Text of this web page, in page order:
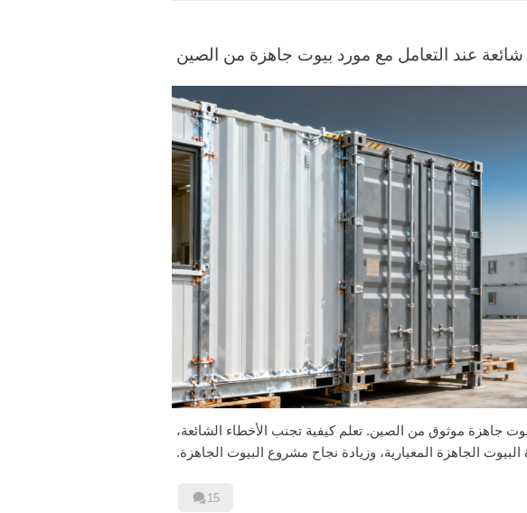
عند التعامل مع مورد بيوت جاهزة من الصين
جاهزة موثوق من الصين. تعلم كيفية تجنب الأخطاء الشائعة،
الجاهزة المعيارية، وزيادة نجاح مشروع البيوت الجاهزة.
 15